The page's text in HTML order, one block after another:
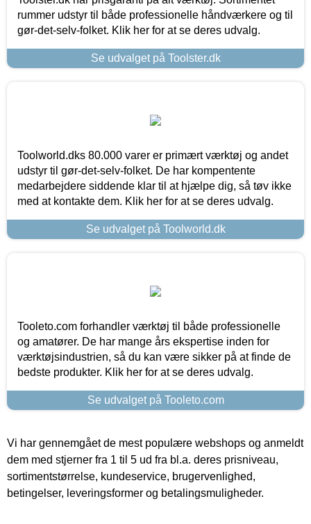
rummer udstyr til både professionelle håndværkere og til
gør-det-selv-folket. Klik her for at se deres udvalg.
Se udvalget på Toolster.dk
Toolworld.dks 80.000 varer er primært værktøj og andet
udstyr til gør-det-selv-folket. De har kompentente
medarbejdere siddende klar til at hjælpe dig, så tøv ikke
med at kontakte dem. Klik her for at se deres udvalg.
Se udvalget på Toolworld.dk
Tooleto.com forhandler værktøj til både professionelle
og amatører. De har mange års ekspertise inden for
værktøjsindustrien, så du kan være sikker på at finde de
bedste produkter. Klik her for at se deres udvalg.
Se udvalget på Tooleto.com
Vi har gennemgået de mest populære webshops og anmeldt
dem med stjerner fra 1 til 5 ud fra bl.a. deres prisniveau,
sortimentstørrelse, kundeservice, brugervenlighed,
betingelser, leveringsformer og betalingsmuligheder.